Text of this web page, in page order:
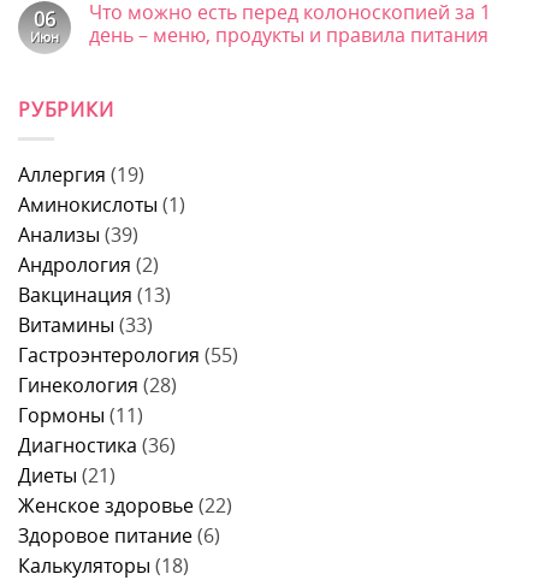
когда
срочно
к
без
боли
–
может
идти
к
врачу
записи
Почему
тошнит
у
женщин,
и
когда
идти
к
врачу
06
Июн
Что можно есть перед колоноскопией за 1
день – меню, продукты и правила питания
Что
можно
колоноскопией
за
1
день
–
меню,
продукты
и
правила
питания
РУБРИКИ
Аллергия (19)
Аминокислоты (1)
Анализы (39)
Андрология (2)
Вакцинация (13)
Витамины (33)
Гастроэнтерология (55)
Гинекология (28)
Гормоны (11)
Диагностика (36)
Диеты (21)
Женское здоровье(22)
Здоровое питание(6)
Калькуляторы (18)